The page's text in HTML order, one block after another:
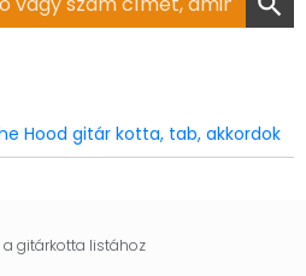
Hood gitár kotta, tab, akkordok
a gitárkotta listához